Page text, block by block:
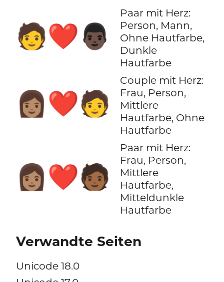
🧑‍❤️‍👨🏿
Paar mit Herz:
Person, Mann,
Ohne Hautfarbe,
Dunkle
Hautfarbe
👩🏽‍❤️‍🧑
Couple mit Herz:
Frau, Person,
Mittlere
Hautfarbe, Ohne
Hautfarbe
👩🏽‍❤️‍🧑🏾
Paar mit Herz:
Frau, Person,
Mittlere
Hautfarbe,
Mitteldunkle
Hautfarbe
Verwandte Seiten
Unicode 18.0